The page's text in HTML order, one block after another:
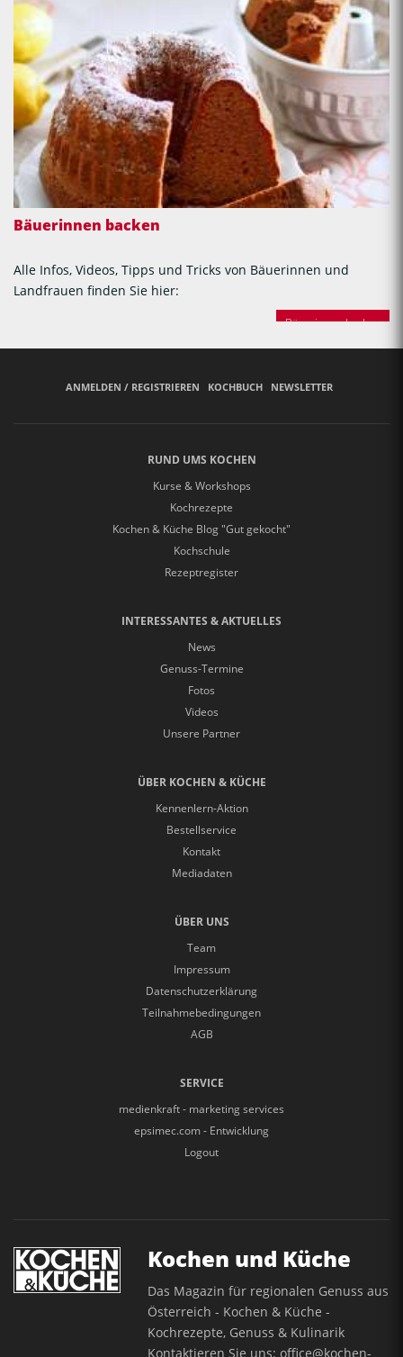
Bäuerinnen backen
Alle Infos, Videos, Tipps und Tricks von Bäuerinnen und
Landfrauen finden Sie hier:
Bäuerinnen backen
ANMELDEN / REGISTRIEREN KOCHBUCH NEWSLETTER
RUND UMS KOCHEN
Kurse & Workshops
Kochrezepte
Kochen & Küche Blog "Gut gekocht"
Kochschule
Rezeptregister
INTERESSANTES & AKTUELLES
News
Genuss-Termine
Fotos
Videos
Unsere Partner
ÜBER KOCHEN & KÜCHE
Kennenlern-Aktion
Bestellservice
Kontakt
Mediadaten
ÜBER UNS
Team
Impressum
Datenschutzerklärung
Teilnahmebedingungen
AGB
SERVICE
medienkraft - marketing services
epsimec.com - Entwicklung
Logout
Kochen und Küche
Das Magazin für regionalen Genuss aus
Österreich - Kochen & Küche -
Kochrezepte, Genuss & Kulinarik
Kontaktieren Sie uns:office@kochen-